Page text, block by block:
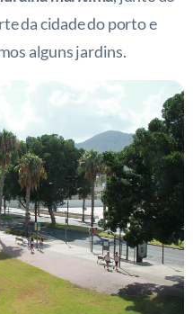
da cidade do porto e
alguns jardins.